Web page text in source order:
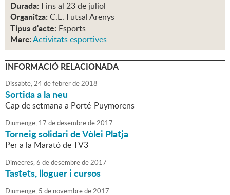
Durada: Fins al 23 de juliol
Organitza: C.E. Futsal Arenys
Tipus d'acte: Esports
Marc:Activitats esportives
INFORMACIÓ RELACIONADA
Dissabte,24defebrerde2018
Sortida a la neu
Cap de setmana a Porté-Puymorens
Diumenge, 17 dedesembrede2017
Torneig solidari de Vòlei Platja
Per a la Marató de TV3
Dimecres,6 dedesembrede2017
Tastets, lloguer i cursos
Diumenge, 5 de novembrede2017